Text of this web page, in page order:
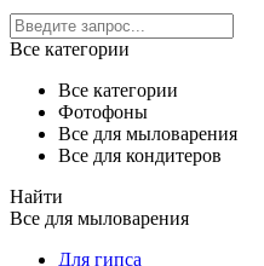
Все категории
Все категории
Фотофоны
Все для мыловарения
Все для кондитеров
Найти
Все для мыловарения
Для гипса